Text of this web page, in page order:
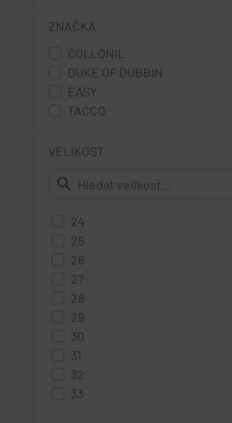
ZNAČKA
COLLONIL
DUKE OF DUBBIN
EASY
TACCO
VELIKOST
search
24
25
26
27
28
29
30
31
32
33